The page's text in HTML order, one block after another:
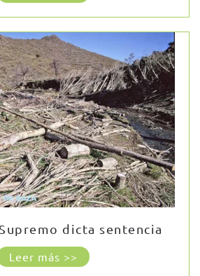
dicta sentencia
Leer más >>